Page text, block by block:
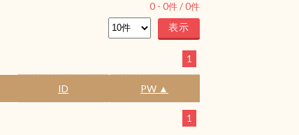
0 - 0件 /0件
1
ID PW ▲
1